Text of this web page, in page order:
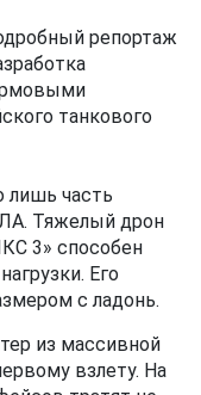
репортаж
танкового
лишь часть
Тяжелый дрон
3» способен
Его
с ладонь.
из массивной
взлету. На